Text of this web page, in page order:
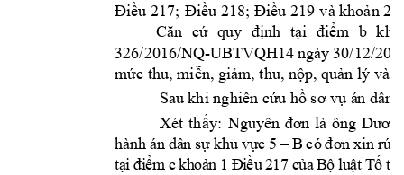
Điều 217; Điều 218; Điều 219 và khoản 2
Căn cứ quy định tại điểm b
326/2016/NQ-UBTVQH14 ngày 30/12/
mức thu, miễn, giảm, thu, nộp, quản lý và
Sau khi nghiên cứu hồ sơ vụ án dân
Xét thấy: Nguyên đơn là ông Dư
hành án dân sự khu vực 5 – B có đơn xin rú
tạiđiểm ckhoản 1 Điều217 củaBộ luật Tố tụ